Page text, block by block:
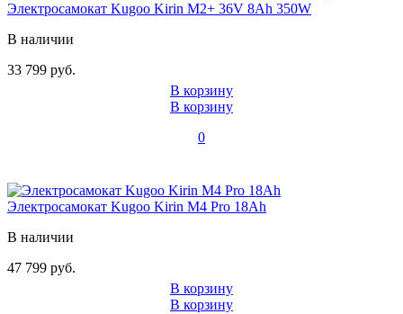
Электросамокат Kugoo Kirin M2+ 36V 8Ah 350W
В наличии
33 799 руб.
В корзину
В корзину
0
Электросамокат Kugoo Kirin M4 Pro 18Ah
В наличии
47 799 руб.
В корзину
В корзину